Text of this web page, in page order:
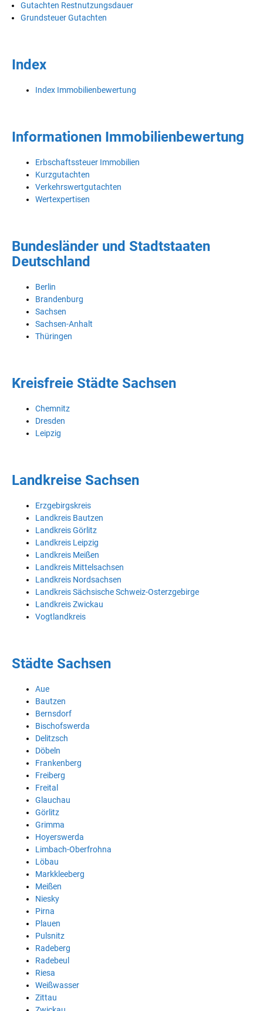
Gutachten Restnutzungsdauer
Grundsteuer Gutachten
Index
Index Immobilienbewertung
Informationen Immobilienbewertung
Erbschaftssteuer Immobilien
Kurzgutachten
Verkehrswertgutachten
Wertexpertisen
Bundesländer und Stadtstaaten
Deutschland
Berlin
Brandenburg
Sachsen
Sachsen-Anhalt
Thüringen
Kreisfreie Städte Sachsen
Chemnitz
Dresden
Leipzig
Landkreise Sachsen
Erzgebirgskreis
Landkreis Bautzen
Landkreis Görlitz
Landkreis Leipzig
Landkreis Meißen
Landkreis Mittelsachsen
Landkreis Nordsachsen
Landkreis Sächsische Schweiz-Osterzgebirge
Landkreis Zwickau
Vogtlandkreis
Städte Sachsen
Aue
Bautzen
Bernsdorf
Bischofswerda
Delitzsch
Döbeln
Frankenberg
Freiberg
Freital
Glauchau
Görlitz
Grimma
Hoyerswerda
Limbach-Oberfrohna
Löbau
Markkleeberg
Meißen
Niesky
Pirna
Plauen
Pulsnitz
Radeberg
Radebeul
Riesa
Weißwasser
Zittau